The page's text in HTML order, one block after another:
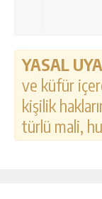
YASAL
ve küfür
kişilik
türlü mali,